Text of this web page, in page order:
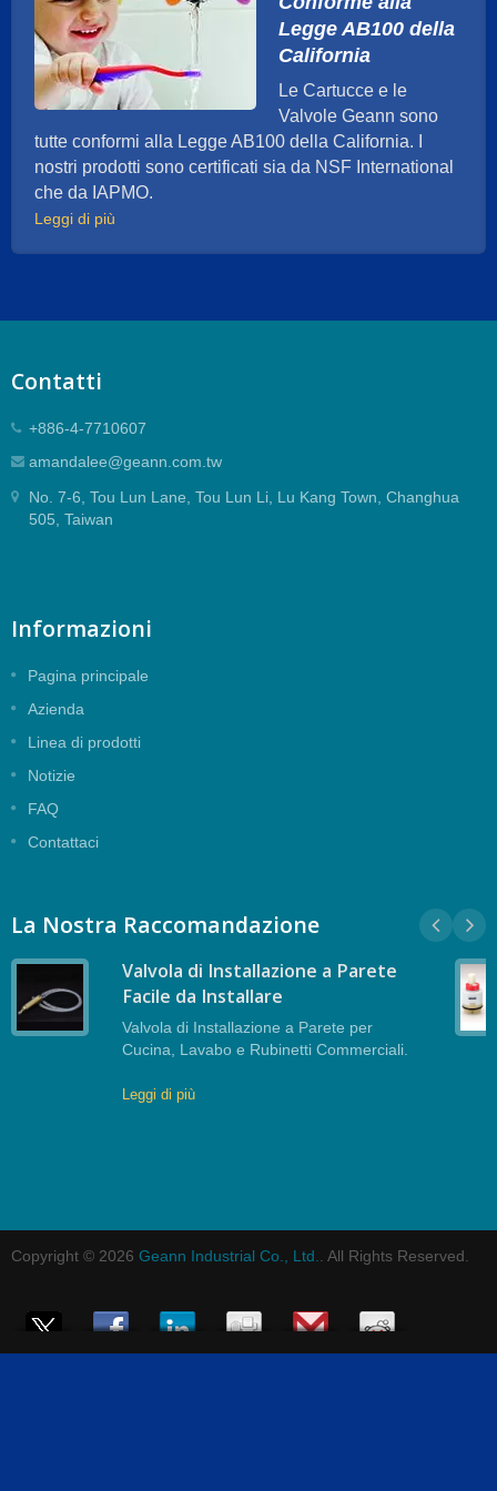
Legge AB100 della
California
Le Cartucce e le
Valvole Geann sono
tutte conformi alla Legge AB100 della California. I
nostri prodotti sono certificati sia da NSF International
che da IAPMO.
Leggi di più
Contatti
+886-4-7710607
amandalee@geann.com.tw
No. 7-6, Tou Lun Lane, Tou Lun Li, Lu Kang Town, Changhua
505, Taiwan
Informazioni
Pagina principale
Azienda
Linea di prodotti
Notizie
FAQ
Contattaci
La Nostra Raccomandazione
Valvola di Installazione a Parete
Facile da Installare
Valvola di Installazione a Parete per
Cucina, Lavabo e Rubinetti Commerciali.
Leggi di più
Copyright © 2026 Geann Industrial Co., Ltd.. All Rights Reserved.